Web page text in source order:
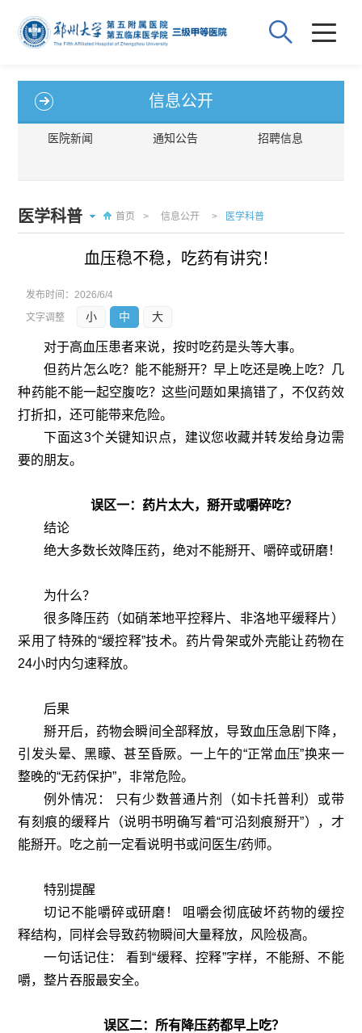
信息公开
医院新闻 通知公告 招聘信息
医学科普 首页 > 信息公开 > 医学科普
血压稳不稳，吃药有讲究！
发布时间：2026/6/4
文字调整
小 中 大
对于高血压患者来说，按时吃药是头等大事。
但药片怎么吃？能不能掰开？早上吃还是晚上吃？几
种药能不能一起空腹吃？这些问题如果搞错了，不仅药效
打折扣，还可能带来危险。
下面这3个关键知识点，建议您收藏并转发给身边需
要的朋友。
误区一：药片太大，掰开或嚼碎吃？
结论
绝大多数长效降压药，绝对不能掰开、嚼碎或研磨！
为什么？
很多降压药（如硝苯地平控释片、非洛地平缓释片）
采用了特殊的“缓控释”技术。药片骨架或外壳能让药物在
24小时内匀速释放。
后果
掰开后，药物会瞬间全部释放，导致血压急剧下降，
引发头晕、黑矇、甚至昏厥。一上午的“正常血压”换来一
整晚的“无药保护”，非常危险。
例外情况： 只有少数普通片剂（如卡托普利）或带
有刻痕的缓释片（说明书明确写着“可沿刻痕掰开”），才
能掰开。吃之前一定看说明书或问医生/药师。
特别提醒
切记不能嚼碎或研磨！ 咀嚼会彻底破坏药物的缓控
释结构，同样会导致药物瞬间大量释放，风险极高。
一句话记住： 看到“缓释、控释”字样，不能掰、不能
嚼，整片吞服最安全。
误区二：所有降压药都早上吃？